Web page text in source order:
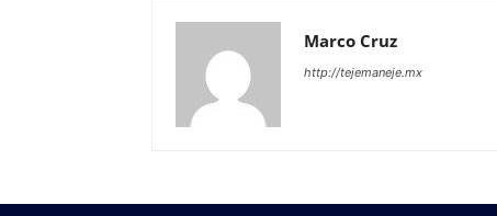
Marco Cruz
http://tejemaneje.mx